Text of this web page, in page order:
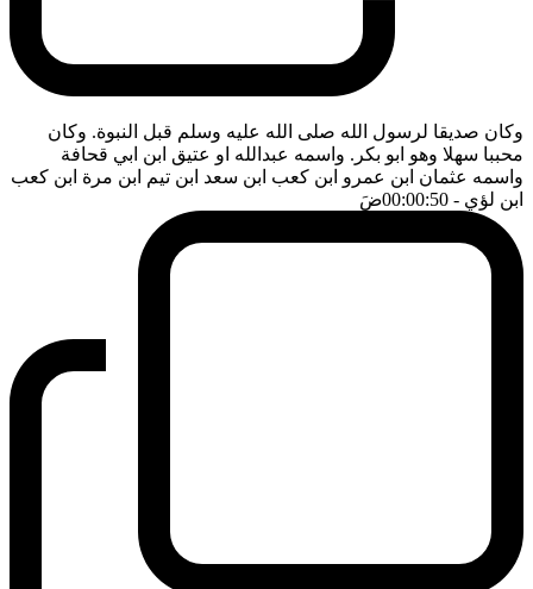
وكان صديقا لرسول الله صلى الله عليه وسلم قبل النبوة. وكان
محببا سهلا وهو ابو بكر. واسمه عبدالله او عتيق ابن ابي قحافة
واسمه عثمان ابن عمرو ابن كعب ابن سعد ابن تيم ابن مرة ابن كعب
ابن لؤي - 00:00:50 ضَ